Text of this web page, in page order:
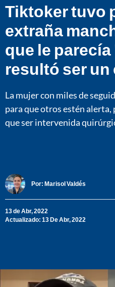
Tiktoker tuvo
extraña
que le
resultó ser un
La mujer con miles de
para que otros estén
que ser intervenida
Por: Marisol Valdés
13 de Abr, 2022
Actualizado: 13 De Abr, 2022